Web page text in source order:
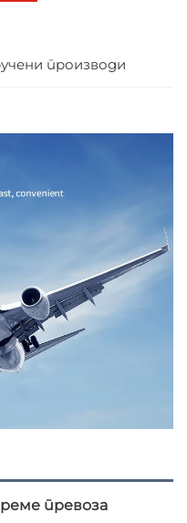
производи
превоза